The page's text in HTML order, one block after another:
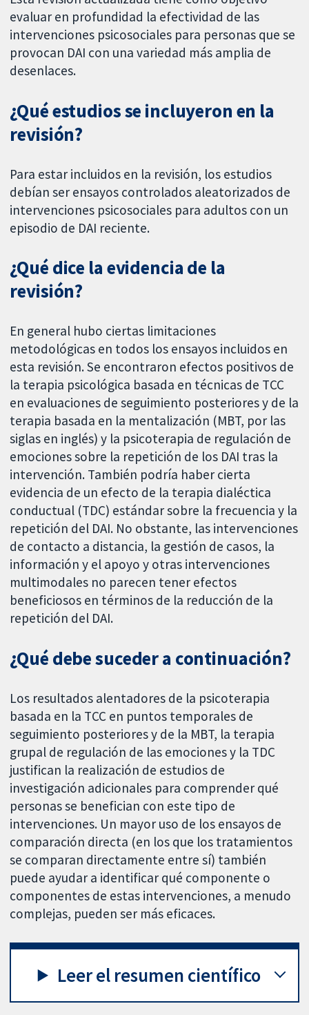
evaluar en profundidad la efectividad de las
intervenciones psicosociales para personas que se
provocan DAI con una variedad más amplia de
desenlaces.
¿Qué estudios se incluyeron en la
revisión?
Para estar incluidos en la revisión, los estudios
debían ser ensayos controlados aleatorizados de
intervenciones psicosociales para adultos con un
episodio de DAI reciente.
¿Qué dice la evidencia de la
revisión?
En general hubo ciertas limitaciones
metodológicas en todos los ensayos incluidos en
esta revisión. Se encontraron efectos positivos de
la terapia psicológica basada en técnicas de TCC
en evaluaciones de seguimiento posteriores y de la
terapia basada en la mentalización (MBT, por las
siglas en inglés) y la psicoterapia de regulación de
emociones sobre la repetición de los DAI tras la
intervención. También podría haber cierta
evidencia de un efecto de la terapia dialéctica
conductual (TDC) estándar sobre la frecuencia y la
repetición del DAI. No obstante, las intervenciones
de contacto a distancia, la gestión de casos, la
información y el apoyo y otras intervenciones
multimodales no parecen tener efectos
beneficiosos en términos de la reducción de la
repetición del DAI.
¿Qué debe suceder a continuación?
Los resultados alentadores de la psicoterapia
basada en la TCC en puntos temporales de
seguimiento posteriores y de la MBT, la terapia
grupal de regulación de las emociones y la TDC
justifican la realización de estudios de
investigación adicionales para comprender qué
personas se benefician con este tipo de
intervenciones. Un mayor uso de los ensayos de
comparación directa (en los que los tratamientos
se comparan directamente entre sí) también
puede ayudar a identificar qué componente o
componentes de estas intervenciones, a menudo
complejas, pueden ser más eficaces.
Leer el resumen científico